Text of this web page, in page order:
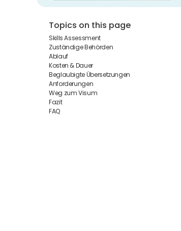
Topics on this page
Skills Assessment
Zuständige Behörden
Ablauf
Kosten & Dauer
Beglaubigte Übersetzungen
Anforderungen
Weg zum Visum
Fazit
FAQ